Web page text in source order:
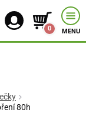
0 MENU
80h